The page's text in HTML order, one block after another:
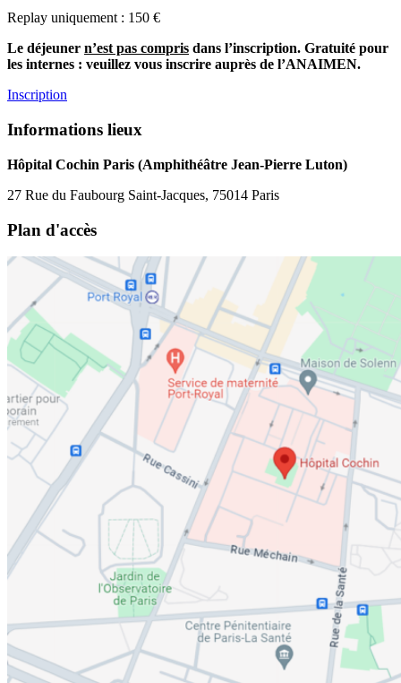
Replay uniquement : 150 €
Le déjeuner n’est pas compris dans l’inscription. Gratuité pour
les internes : veuillez vous inscrire auprès de l’ANAIMEN.
Inscription
Informations lieux
Hôpital Cochin Paris (Amphithéâtre Jean-Pierre Luton)
27 Rue du Faubourg Saint-Jacques, 75014 Paris
Plan d'accès